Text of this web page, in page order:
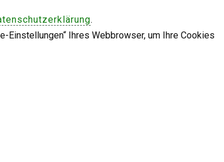
.
Einstellungen“ Ihres Webbrowser, um Ihre Cookies